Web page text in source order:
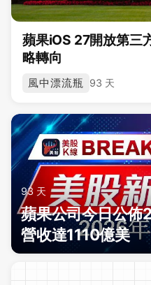
蘋果iOS 27開放第三
略轉向
風中漂流瓶 93 天
93 天
蘋果公司今日公
營收達1110億美